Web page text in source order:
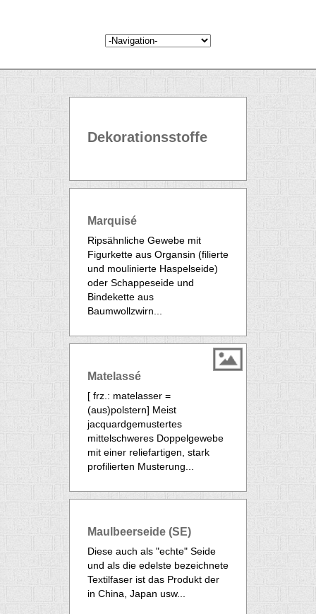
Dekorationsstoffe
Marquisé
Ripsähnliche Gewebe mit
Figurkette aus Organsin (filierte
und moulinierte Haspelseide)
oder Schappeseide und
Bindekette aus
Baumwollzwirn...
Matelassé
[ frz.: matelasser =
(aus)polstern] Meist
jacquardgemustertes
mittelschweres Doppelgewebe
mit einer reliefartigen, stark
profilierten Musterung...
Maulbeerseide (SE)
Diese auch als "echte" Seide
und als die edelste bezeichnete
Textilfaser ist das Produkt der
in China, Japan usw...